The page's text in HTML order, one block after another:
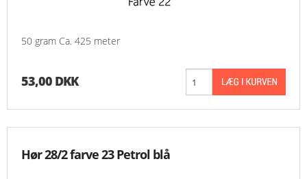
50 gram Ca. 425 meter
53,00 DKK
Hør 28/2 farve 23 Petrol blå